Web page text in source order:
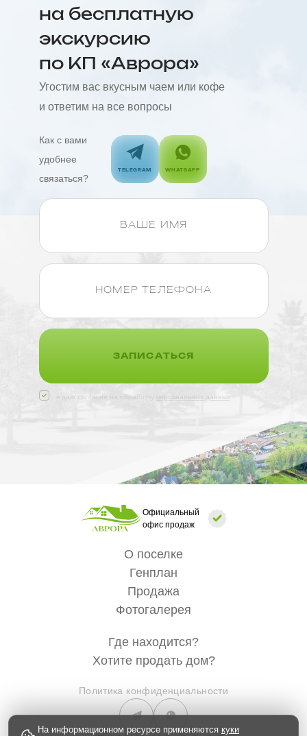
На информационном ресурсе применяются куки
на бесплатную
экскурсию
по КП «Аврора»
Угостим вас вкусным чаем или кофе
и ответим на все вопросы
Как с вами
удобнее
связаться?
TELEGRAM WHATSAPP
ЗАПИСАТЬСЯ
я даю согласие на обработку персональных данных
Официальный
офис продаж
О поселке
Генплан
Продажа
Фотогалерея
Где находится?
Хотите продать дом?
Политика конфиденциальности